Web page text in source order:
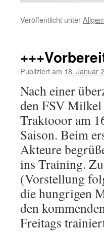
Veröffentlicht unter
Publiziert am 18. Januar
Nach einer
den FSV Milkel
Traktooor am
Saison. Beim
Akteure
ins Training.
(Vorstellung
die hungrigen
den
Freitags